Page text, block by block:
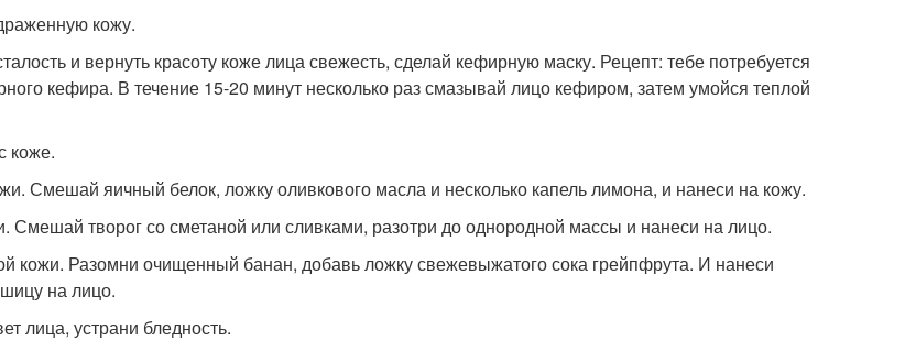
кожу.
и вернуть красоту коже лица свежесть, сделай кефирную маску. Рецепт: тебе потребуется
кефира. В течение 15-20 минут несколько раз смазывай лицо кефиром, затем умойся теплой
коже.
Смешай яичный белок, ложку оливкового масла и несколько капель лимона, и нанеси на кожу.
Смешай творог со сметаной или сливками, разотри до однородной массы и нанеси на лицо.
кожи. Разомни очищенный банан, добавь ложку свежевыжатого сока грейпфрута. И нанеси
на лицо.
лица, устрани бледность.